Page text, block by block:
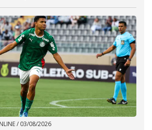
/ 03/08/2026